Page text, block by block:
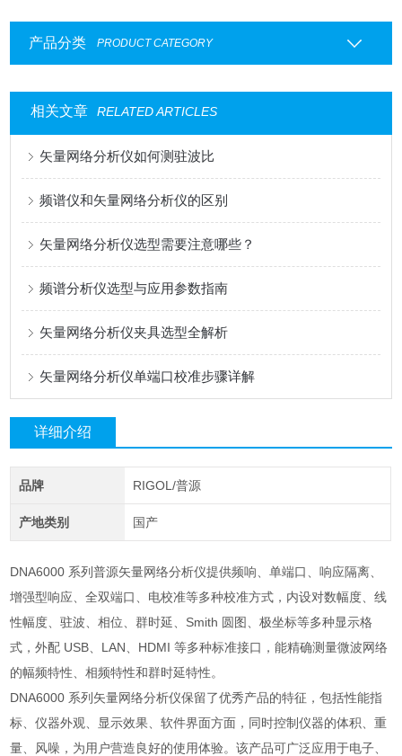
产品分类 PRODUCT CATEGORY
相关文章 RELATED ARTICLES
矢量网络分析仪如何测驻波比
频谱仪和矢量网络分析仪的区别
矢量网络分析仪选型需要注意哪些？
频谱分析仪选型与应用参数指南
矢量网络分析仪夹具选型全解析
矢量网络分析仪单端口校准步骤详解
详细介绍
品牌 RIGOL/普源
产地类别 国产
DNA6000 系列普源矢量网络分析仪提供频响、单端口、响应隔离、
增强型响应、全双端口、电校准等多种校准方式，内设对数幅度、线
性幅度、驻波、相位、群时延、Smith 圆图、极坐标等多种显示格
式，外配 USB、LAN、HDMI 等多种标准接口，能精确测量微波网络
的幅频特性、相频特性和群时延特性。
DNA6000 系列矢量网络分析仪保留了优秀产品的特征，包括性能指
标、仪器外观、显示效果、软件界面方面，同时控制仪器的体积、重
量、风噪，为用户营造良好的使用体验。该产品可广泛应用于电子、